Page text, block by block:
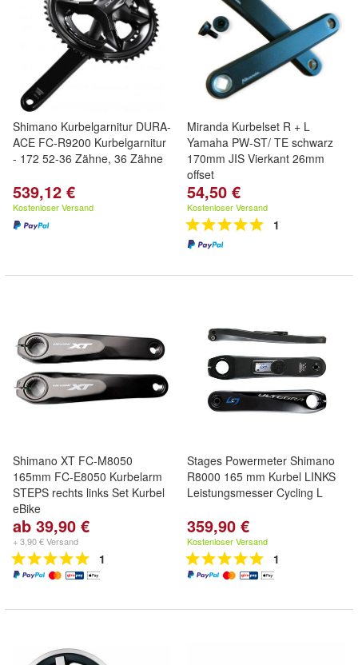
Shimano Kurbelgarnitur DURA-
ACE FC-R9200 Kurbelgarnitur
- 172 52-36 Zähne, 36 Zähne
539,12 €
Kostenloser Versand
Miranda Kurbelset R + L
Yamaha PW-ST/ TE schwarz
170mm JIS Vierkant 26mm
offset
54,50 €
Kostenloser Versand
1
Shimano XT FC-M8050
165mm FC-E8050 Kurbelarm
STEPS rechts links Set Kurbel
eBike
ab 39,90 €
+ 3,90 € Versand
1
Stages Powermeter Shimano
R8000 165 mm Kurbel LINKS
Leistungsmesser Cycling L
359,90 €
Kostenloser Versand
1